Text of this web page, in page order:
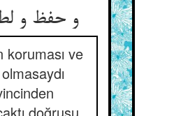
و حفظ و لطف حق
koruması ve